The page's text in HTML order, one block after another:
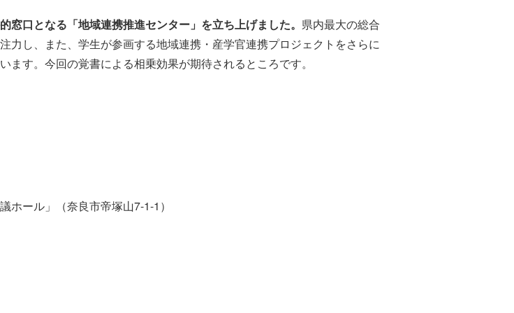
口となる「地域連携推進センター」を立ち上げました。 県内最大の総合
力し、また、学生が参画する地域連携・産学官連携プロジェクトをさらに
す。今回の覚書による相乗効果が期待されるところです。
ール」（奈良市帝塚山7-1-1）